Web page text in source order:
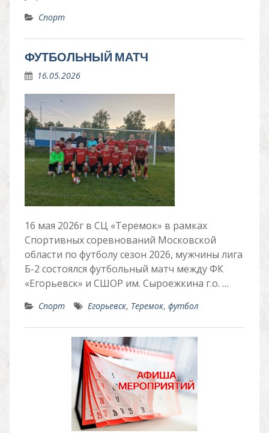
Спорт
ФУТБОЛЬНЫЙ МАТЧ
16.05.2026
16 мая 2026г в СЦ «Теремок» в рамках
Спортивных соревнований Московской
области по футболу сезон 2026, мужчины лига
Б-2 состоялся футбольный матч между ФК
«Егорьевск» и СШОР им. Сыроежкина г.о. …
Спорт Егорьевск, Теремок, футбол